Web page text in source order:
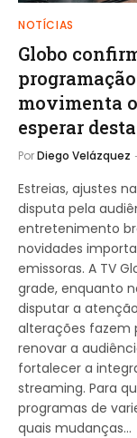
NOTÍCIAS
Globo
movimenta
esperar
PorDiego Velázquez
Estreias, ajustes
disputa pela
entretenimento
novidades
emissoras. A TV
grade, enquanto
disputar a
alterações fazem
renovar a
fortalecer a
streaming. Para
programas de
quais mudanças…